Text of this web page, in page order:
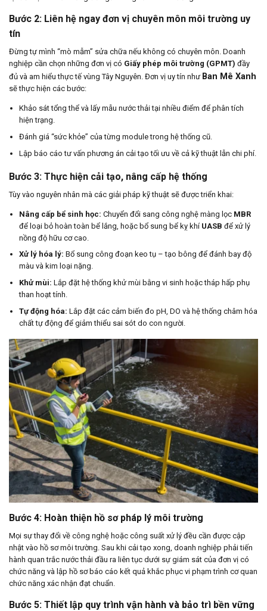
Bước 2: Liên hệ ngay đơn vị chuyên môn môi trường uy
tín
Đừng tự mình “mò mẫm” sửa chữa nếu không có chuyên môn. Doanh
nghiệp cần chọn những đơn vị có Giấy phép môi trường (GPMT) đầy
đủ và am hiểu thực tế vùng Tây Nguyên. Đơn vị uy tín như Ban Mê Xanh
sẽ thực hiện các bước:
Khảo sát tổng thể và lấy mẫu nước thải tại nhiều điểm để phân tích
hiện trạng.
Đánh giá “sức khỏe” của từng module trong hệ thống cũ.
Lập báo cáo tư vấn phương án cải tạo tối ưu về cả kỹ thuật lẫn chi phí.
Bước 3: Thực hiện cải tạo, nâng cấp hệ thống
Tùy vào nguyên nhân mà các giải pháp kỹ thuật sẽ được triển khai:
Nâng cấp bể sinh học: Chuyển đổi sang công nghệ màng lọc MBR
để loại bỏ hoàn toàn bể lắng, hoặc bổ sung bể kỵ khí UASB để xử lý
nồng độ hữu cơ cao.
Xử lý hóa lý: Bổ sung công đoạn keo tụ – tạo bông để đánh bay độ
màu và kim loại nặng.
Khử mùi: Lắp đặt hệ thống khử mùi bằng vi sinh hoặc tháp hấp phụ
than hoạt tính.
Tự động hóa: Lắp đặt các cảm biến đo pH, DO và hệ thống châm hóa
chất tự động để giảm thiểu sai sót do con người.
Bước 4: Hoàn thiện hồ sơ pháp lý môi trường
Mọi sự thay đổi về công nghệ hoặc công suất xử lý đều cần được cập
nhật vào hồ sơ môi trường. Sau khi cải tạo xong, doanh nghiệp phải tiến
hành quan trắc nước thải đầu ra liên tục dưới sự giám sát của đơn vị có
chức năng và lập hồ sơ báo cáo kết quả khắc phục vi phạm trình cơ quan
chức năng xác nhận đạt chuẩn.
Bước 5: Thiết lập quy trình vận hành và bảo trì bền vững